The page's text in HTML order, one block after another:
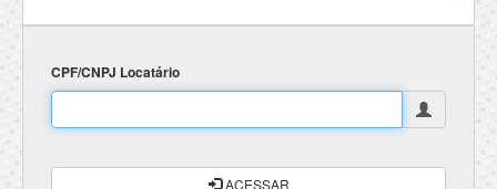
CPF/CNPJ Locatário
ACESSAR